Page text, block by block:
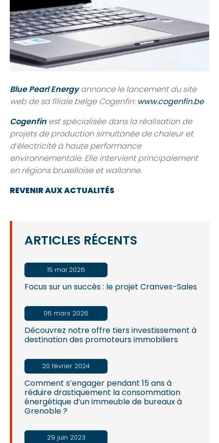
Blue Pearl Energyannonce le lancement du site
web de sa filiale belge Cogenfin: www.cogenfin.be
Cogenfin est spécialisée dans la réalisation de
projets de production simultanée de chaleur et
d’électricité à haute performance
environnementale. Elle intervient principalement
en régions bruxelloise et wallonne.
REVENIR AUX ACTUALITÉS
ARTICLES RÉCENTS
Focus sur un succès : le projet Cranves-Sales
15 mai 2026
Découvrez notre offre tiers investissement à
destination des promoteurs immobiliers
06 mars 2026
Comment s’engager pendant 15 ans à
réduire drastiquement la consommation
énergétique d’un immeuble de bureaux à
Grenoble ?
20 février 2024
29 juin 2023